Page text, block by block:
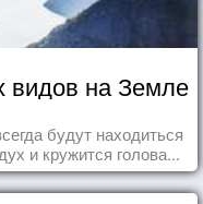
видов на Земле
будут находиться
и кружится голова...